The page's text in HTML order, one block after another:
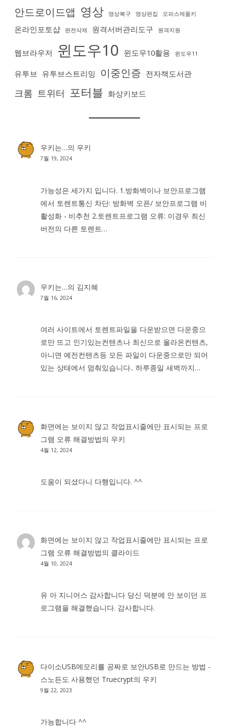
안드로이드앱 영상 영상복구 영상편집 오피스제품키
온라인포토샵 완전삭제 원격서버관리도구 원격지원
웹브라우저 윈도우10 윈도우10활용 윈도우11
유투브 유투브스트리밍 이중인증 전자책도서관
크롬 트위터 포터블 화상키보드
우키는…의 우키
7월 19, 2024
가능성은 세가지 입니다. 1.방화벽이나 보안프로그램
에서 토렌트통신 차단: 방화벽 오픈/ 보안프로그램 비
활성화 - 비추천 2.토렌트프로그램 오류: 이경우 최신
버전의 다른 토렌트…
우키는…의 김지혜
7월 16, 2024
여러 사이트에서 토렌트파일을 다운받으면 다운중으
로만 뜨고 인기있는컨텐츠나 최신으로 올라온컨텐츠,
아니면 예전컨텐츠등 모든 파일이 다운중으로만 되어
있는 상태에서 멈춰있습니다.. 하루종일 새벽까지…
화면에는 보이지 않고 작업표시줄에만 표시되는 프로
그램 오류 해결방법의 우키
4월 12, 2024
도움이 되셨다니 다행입니다. ^^
화면에는 보이지 않고 작업표시줄에만 표시되는 프로
그램 오류 해결방법의 클라이드
4월 10, 2024
유 아 지니어스 감사합니다 당신 덕분에 안 보이던 프
로그램을 해결했습니다. 감사합니다.
다이소USB메모리를 공짜로 보안USB로 만드는 방법 -
스노든도 사용했던 Truecrypt의 우키
9월 22, 2023
가능합니다 ^^